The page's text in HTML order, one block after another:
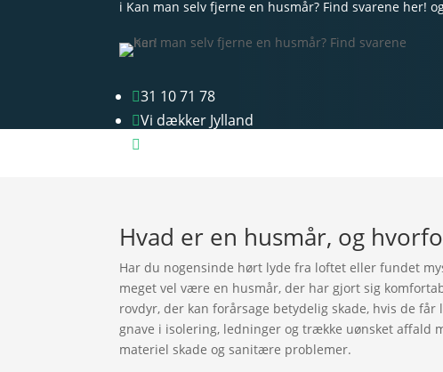
i Kan man selv fjerne en husmår? Find svarene her!
31 10 71 78
Vi dækker Jylland

Hvad er en husmår, og
Har du nogensinde hørt lyde fra loftet eller fundet
meget vel være en husmår, der har gjort sig
rovdyr, der kan forårsage betydelig skade, hvis de
gnave i isolering, ledninger og trække uønsket affald
materiel skade og sanitære problemer.